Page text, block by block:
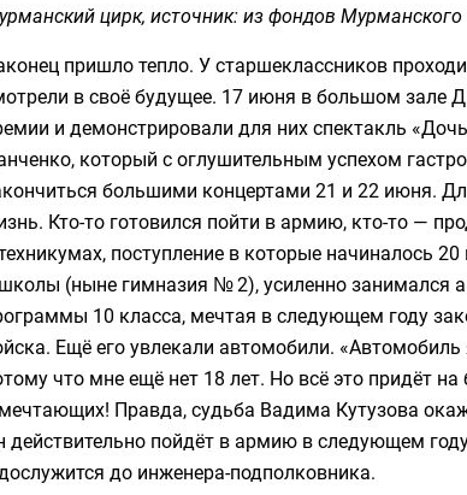
цирк, источник: из фондов Мурманского
пришло тепло. У старшеклассников
в своё будущее. 17 июня в большом зале
и демонстрировали для них спектакль
который с оглушительным успехом
большими концертами 21 и 22 июня.
Кто-то готовился пойти в армию, кто-то —
поступление в которые начиналось
(ныне гимназия № 2), усиленно занимался
10 класса, мечтая в следующем году
Ещё его увлекали автомобили.
что мне ещё нет 18 лет. Но всё это придёт
Правда, судьба Вадима Кутузова
действительно пойдёт в армию в следующем
до инженера-подполковника.